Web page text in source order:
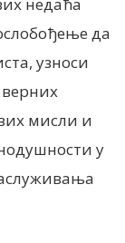
да
узноси
мисли и
у